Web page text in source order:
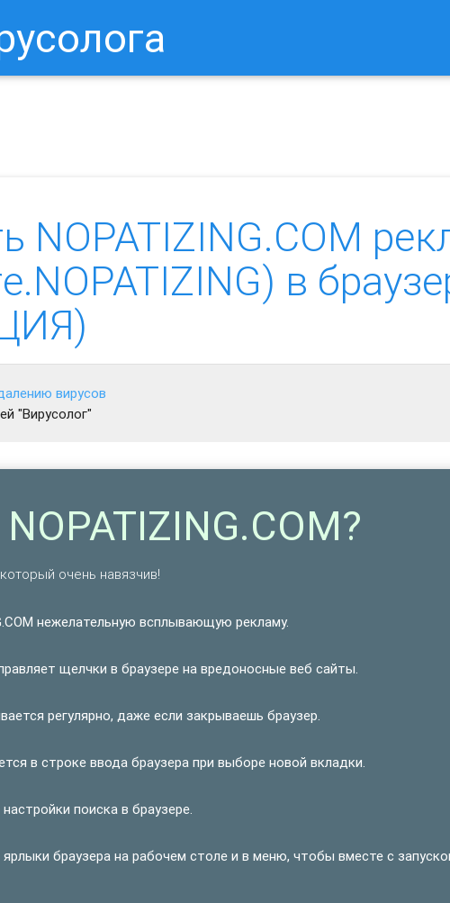
NOPATIZING.COM
в
вирусов
"Вирусолог"
очень навязчив!
нежелательную всплывающую рекламу.
щелчки в браузере на вредоносные веб сайты.
регулярно, даже если закрываешь браузер.
в строке ввода браузера при выборе новой вкладки.
поиска в браузере.
ярлыки браузера на рабочем столе и в меню, чтобы вместе с